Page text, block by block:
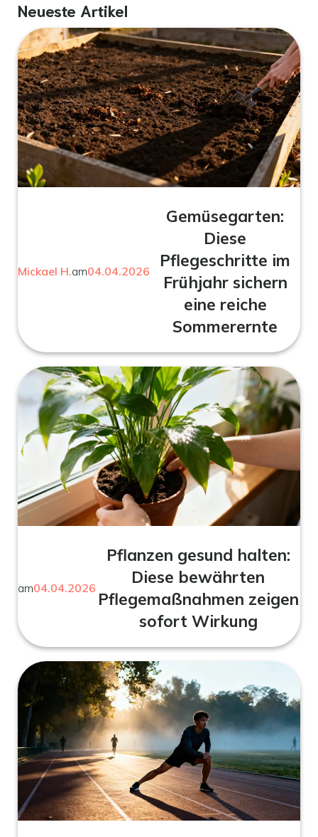
Neueste Artikel
Mickael H.am04.04.2026
Gemüsegarten:
Diese
Pflegeschritte im
Frühjahr sichern
eine reiche
Sommerernte
am04.04.2026
Pflanzen gesund halten:
Diese bewährten
Pflegemaßnahmen zeigen
sofort Wirkung